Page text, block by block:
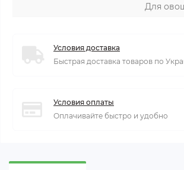
Для
Условия доставка
Быстрая доставка товаров по
Условия оплаты
Оплачивайте быстро и удобно